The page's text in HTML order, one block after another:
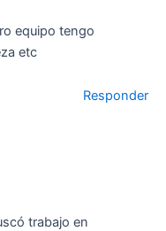
equipo tengo
etc
Responder
trabajo en